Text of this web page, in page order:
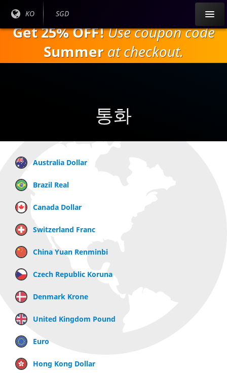
내
으
현재
:
KO
현재
SGD
Get 25% OFF!Use coupon code
Summer at checkout.
통화
Australia Dollar
Brazil Real
Canada Dollar
Switzerland Franc
China Yuan Renminbi
Czech Republic Koruna
Denmark Krone
United Kingdom Pound
Euro
Hong Kong Dollar